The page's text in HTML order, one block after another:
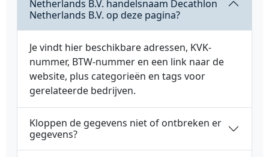
Netherlands B.V. handelsnaam Decathlon
Netherlands B.V. op deze pagina?
Je vindt hier beschikbare adressen, KVK-
nummer, BTW-nummer en een link naar de
website, plus categorieën en tags voor
gerelateerde bedrijven.
Kloppen de gegevens niet of ontbreken er
gegevens?